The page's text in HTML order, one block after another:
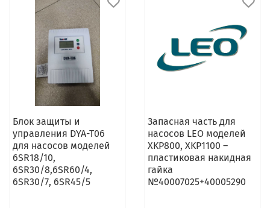
Блок защиты и
управления DYA-T06
для насосов моделей
6SR18/10,
6SR30/8,6SR60/4,
6SR30/7, 6SR45/5
Запасная часть для
насосов LEO моделей
XKP800, XKP1100 –
пластиковая накидная
гайка
№40007025+40005290